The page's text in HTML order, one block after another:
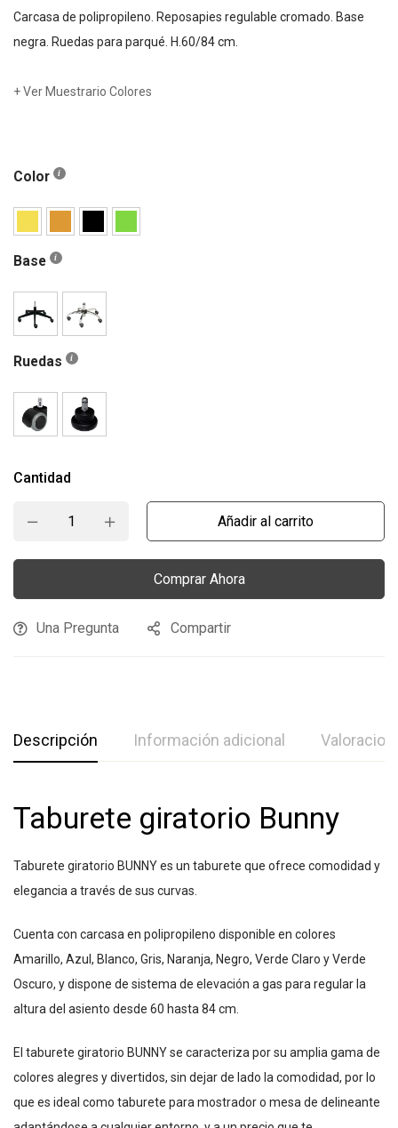
Carcasa de polipropileno. Reposapies regulable cromado. Base
negra. Ruedas para parqué. H.60/84 cm.
+ Ver Muestrario Colores
Color
Base
Ruedas
Cantidad
Añadir al carrito
Comprar Ahora
Una Pregunta Compartir
Descripción Información adicional
Taburete giratorio Bunny
Taburete giratorio BUNNY es un taburete que ofrece comodidad y
elegancia a través de sus curvas.
Cuenta con carcasa en polipropileno disponible en colores
Amarillo, Azul, Blanco, Gris, Naranja, Negro, Verde Claro y Verde
Oscuro, y dispone de sistema de elevación a gas para regular la
altura del asiento desde 60 hasta 84 cm.
El taburete giratorio BUNNY se caracteriza por su amplia gama de
colores alegres y divertidos, sin dejar de lado la comodidad, por lo
que es ideal como taburete para mostrador o mesa de delineante